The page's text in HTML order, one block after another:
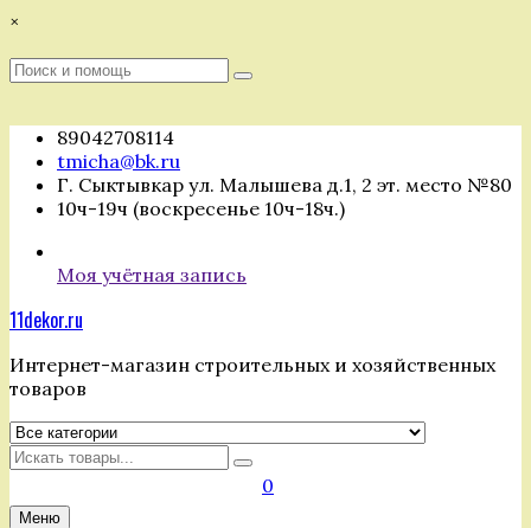
Перейти
содержимому
×
Поиск
Поиск
89042708114
tmicha@bk.ru
Г. Сыктывкар ул. Малышева д.1, 2 эт. место №80
10ч-19ч (воскресенье 10ч-18ч.)
Моя учётная запись
11dekor.ru
Интернет-магазин строительных и хозяйственных
товаров
Искать
0
Меню